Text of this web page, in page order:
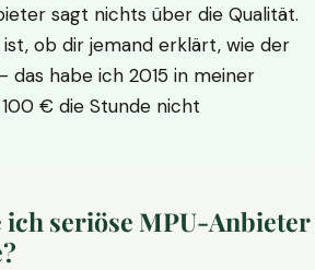
sagt nichts über die Qualität.
ob dir jemand erklärt, wie der
habe ich 2015 in meiner
€ die Stunde nicht
ich seriöse MPU-Anbieter